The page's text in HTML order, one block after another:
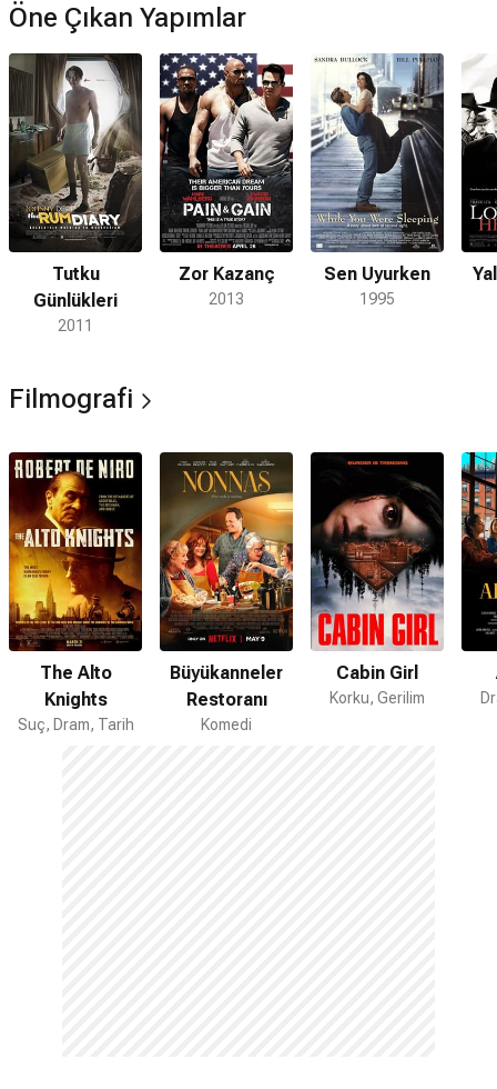
Öne Çıkan Yapımlar
Tutku
Günlükleri
2011
Zor Kazanç
2013
Sen Uyurken
1995
Filmografi
The Alto
Knights
Suç, Dram, Tarih
Büyükanneler
Restoranı
Komedi
Cabin Girl
Korku, Gerilim